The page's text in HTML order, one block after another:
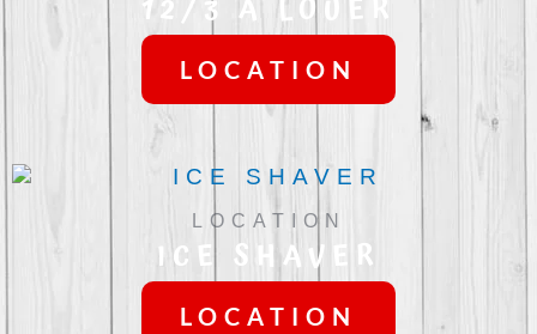
12/3 À LOUER
LOCATION
LOCATION
ICE SHAVER
LOCATION